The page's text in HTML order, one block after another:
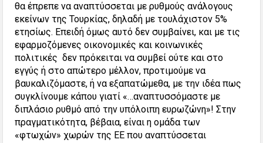
θα έπρεπε να αναπτύσσεται με ρυθμούς ανάλογους
εκείνων της Τουρκίας, δηλαδή με τουλάχιστον 5%
ετησίως. Επειδή όμως αυτό δεν συμβαίνει, και με τις
εφαρμοζόμενες οικονομικές και κοινωνικές
πολιτικές δεν πρόκειται να συμβεί ούτε και στο
εγγύς ή στο απώτερο μέλλον, προτιμούμε να
βαυκαλιζόμαστε, ή να εξαπατώμεθα, με την ιδέα πως
συγκλίνουμε κάπου γιατί «…αναπτυσσόμαστε με
διπλάσιο ρυθμό από την υπόλοιπη ευρωζώνη»! Στην
πραγματικότητα, βέβαια, είναι η ομάδα των
«φτωχών» χωρών της ΕΕ που αναπτύσσεται